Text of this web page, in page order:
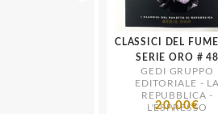
CLASSICI DEL
SERIE ORO # 48
SANDMAN
GEDI GRUPPO
EDITORIALE - LA
REPUBBLICA -
L'ESPRESSO
20,00€